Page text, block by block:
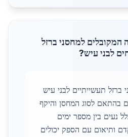
למחסני ברזל
לבני עיש?
ברזל תעשייתיים לבני עיש
בהתאם לסוג המחסן והיקף
נעים בין מספר ימים
ותיאום עם הספק יכולים